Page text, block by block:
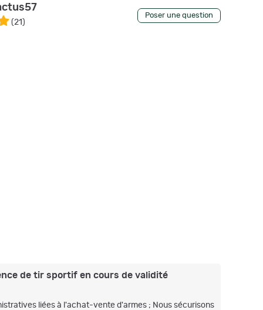
(21 )
Poser une question
de tir sportif en cours de validité
liées à l'achat-vente d'armes ; Nous sécurisons